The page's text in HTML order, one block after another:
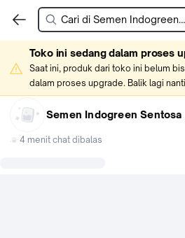
Toko ini sedang dalam proses
Saat ini, produk dari toko ini belum
dalam proses upgrade. Balik lagi
Semen Indogreen
4 menit chat dibalas